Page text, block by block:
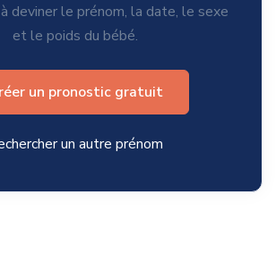
deviner le prénom, la date, le sexe
et le poids du bébé.
un pronostic gratuit
un autre prénom